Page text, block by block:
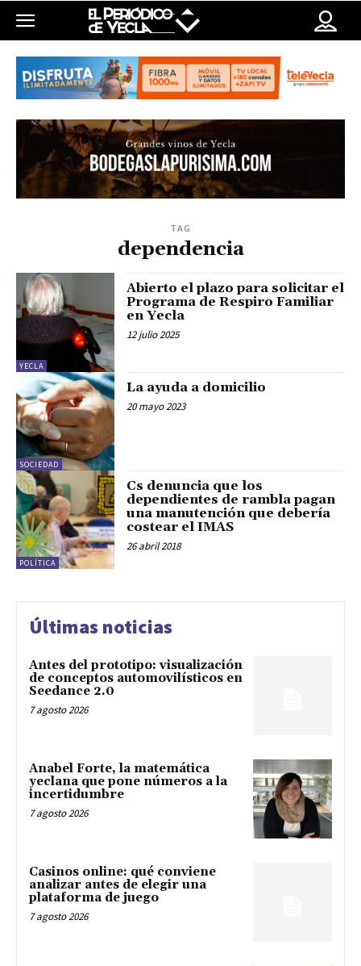
TAG
dependencia
YECLA
Abierto el plazo para solicitar el
Programa de Respiro Familiar
en Yecla
12 julio 2025
SOCIEDAD
La ayuda a domicilio
20 mayo 2023
POLÍTICA
Cs denuncia que los
dependientes de rambla pagan
una manutención que debería
costear el IMAS
26 abril 2018
Últimas noticias
Antes del prototipo: visualización
de conceptos automovilísticos en
Seedance 2.0
7 agosto 2026
Anabel Forte, la matemática
yeclana que pone números a la
incertidumbre
7 agosto 2026
Casinos online: qué conviene
analizar antes de elegir una
plataforma de juego
7 agosto 2026